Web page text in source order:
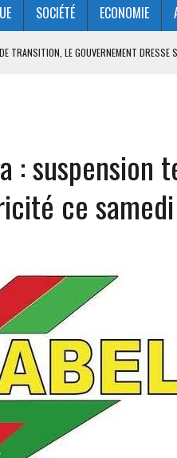
SOCIÉTÉ ECONOMIE
TRANSITION, LE GOUVERNEMENT DRESSE
HOMMAGE AUX ÉLÉMENTS DU 7ᵉ
PSYCHOSOCIALES ET SANITAIRES
FANTÔME 1 : LE FONDS DE SOUTIEN
:
ce